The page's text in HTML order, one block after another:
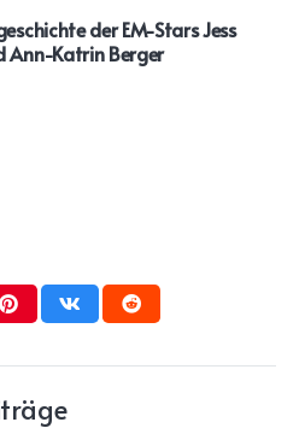
der EM-Stars Jess
Ann-Katrin Berger